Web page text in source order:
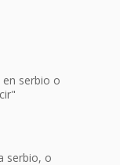
serbio o
serbio, o